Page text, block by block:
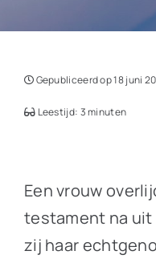
Gepubliceerd op 18 juni
Leestijd: 3 minuten
Een vrouw
testament na uit
zij haar